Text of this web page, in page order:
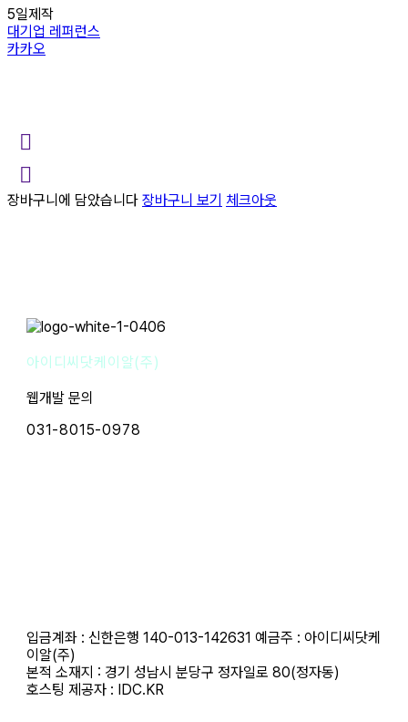
카
카
오
5일제작
대기업 레퍼런스
카카오
장바구니에 담았습니다 장바구니 보기 체크아웃
아이디씨닷케이알(주)
웹개발 문의
031-8015-0978
입금계좌 : 신한은행 140-013-142631 예금주 : 아이디씨닷케
이알(주)
본적 소재지 : 경기 성남시 분당구 정자일로 80(정자동)
호스팅 제공자 : IDC.KR